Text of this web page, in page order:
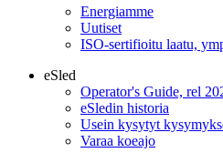
Energiamme
Uutiset
ISO-sertifioitu laatu,
eSled
Operator's Guide, rel
eSledin historia
Usein kysytyt
Varaa koeajo